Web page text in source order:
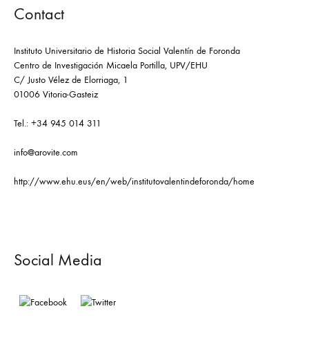
Contact
Instituto Universitario de Historia Social Valentín de Foronda
Centro de Investigación Micaela Portilla, UPV/EHU
C/ Justo Vélez de Elorriaga, 1
01006 Vitoria-Gasteiz
Tel.: +34 945 014 311
info@arovite.com
http://www.ehu.eus/en/web/institutovalentindeforonda/home
Social Media